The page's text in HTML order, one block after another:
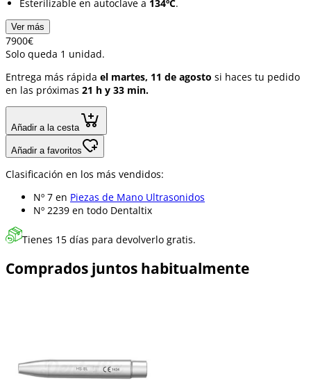
Esterilizable en autoclave a 134ºC.
Ver más
7900€
Solo queda 1 unidad.
Entrega más rápida el martes, 11 de agosto si haces tu pedido
en las próximas 21 h y 33 min.
Añadir a la cesta
Añadir a favoritos
Clasificación en los más vendidos:
Nº 7 en Piezas de Mano Ultrasonidos
Nº 2239 en todo Dentaltix
Tienes 15 días para devolverlo gratis.
Comprados juntos habitualmente